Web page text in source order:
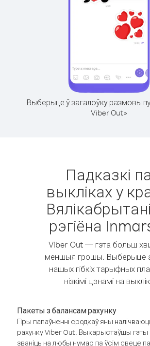
Выберыце ў загалоўку размовы
Viber Out»
Падказкі
выкліках у
рэгіёна
Viber Out — гэта больш
меншыя грошы. Выберыце
нашых гібкіх тарыфных
нізкімі цэнамі на
Пакеты з балансам рахунку
Пры папаўненні сродкаў яны
рахунку Viber Out. Выкарыстаўшы
званіць на любы нумар па ўсім свеце па